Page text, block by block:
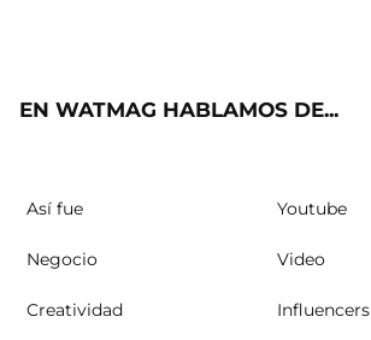
EN WATMAG HABLAMOS DE...
Así fue Youtube
Negocio Video
Creatividad Influencers